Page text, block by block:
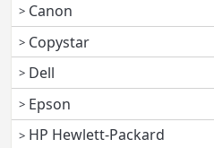
Canon
Copystar
Dell
Epson
HP Hewlett-Packard